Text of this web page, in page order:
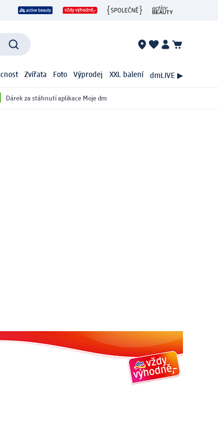
Zvířata Foto Výprodej XXL balení dmLIVE ▶
Dárek za stáhnutí aplikace Moje dm